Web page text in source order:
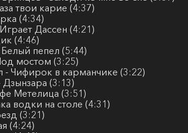
твои карие (4:37)
(4:34)
Дассен (4:21)
(4:46)
пепел (5:44)
мостом (3:25)
- Чифирок в карманчике (3:22)
(3:13)
Метелица (3:51)
водки на столе (4:31)
(3:21)
(4:24)